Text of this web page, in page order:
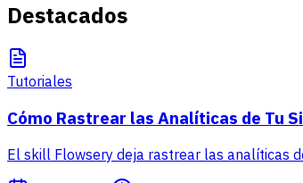
Destacados
Tutoriales
Cómo Rastrear las Analíticas de Tu
El skill Flowsery deja rastrear las analíticas